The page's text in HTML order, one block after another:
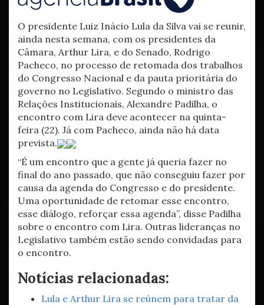
O presidente Luiz Inácio Lula da Silva vai se reunir,
ainda nesta semana, com os presidentes da
Câmara, Arthur Lira, e do Senado, Rodrigo
Pacheco, no processo de retomada dos trabalhos
do Congresso Nacional e da pauta prioritária do
governo no Legislativo. Segundo o ministro das
Relações Institucionais, Alexandre Padilha, o
encontro com Lira deve acontecer na quinta-
feira (22). Já com Pacheco, ainda não há data
prevista.
“É um encontro que a gente já queria fazer no
final do ano passado, que não conseguiu fazer por
causa da agenda do Congresso e do presidente.
Uma oportunidade de retomar esse encontro,
esse diálogo, reforçar essa agenda”, disse Padilha
sobre o encontro com Lira. Outras lideranças no
Legislativo também estão sendo convidadas para
o encontro.
Notícias relacionadas:
Lula e Arthur Lira se reúnem para tratar da